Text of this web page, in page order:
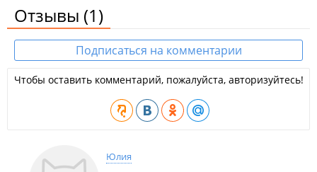
Отзывы (1)
Подписаться на комментарии
Чтобы оставить комментарий, пожалуйста, авторизуйтесь!
Юлия